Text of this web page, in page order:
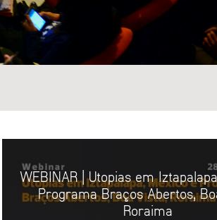
PÚBLICO
URBANA
WEBINAR | Utopias em
Programa Braços Abertos,
Roraima